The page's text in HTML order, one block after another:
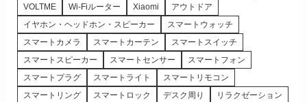
VOLTME
Wi-Fiルーター Xiaomi
アウトドア
イヤホン・ヘッドホン・スピーカー
スマートウォッチ
スマートカメラ
スマートカーテン
スマートスイッチ
スマートスピーカー
スマートセンサー
スマートフォン
スマートプラグ
スマートライト
スマートリモコン
スマートリング
スマートロック デスク周り
リラクゼーション